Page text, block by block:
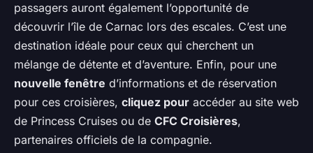
passagers auront également l’opportunité de
découvrir l’île de Carnac lors des escales. C’est une
destination idéale pour ceux qui cherchent un
mélange de détente et d’aventure. Enfin, pour une
nouvelle fenêtre d’informations et de réservation
pour ces croisières, cliquez pour accéder au site web
de Princess Cruises ou de CFC Croisières,
partenaires officiels de la compagnie.